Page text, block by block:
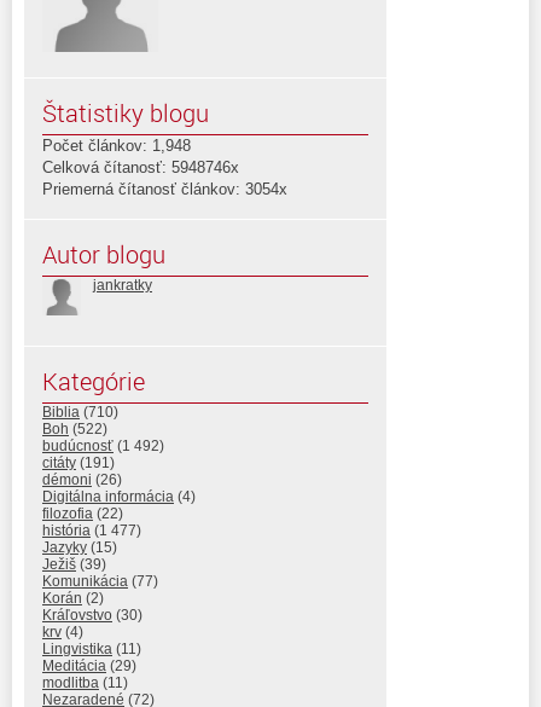
Štatistiky blogu
Počet článkov: 1,948
Celková čítanosť: 5948746x
Priemerná čítanosť článkov: 3054x
Autor blogu
jankratky
Kategórie
Biblia (710)
Boh (522)
budúcnosť (1 492)
citáty (191)
démoni (26)
Digitálna informácia (4)
filozofia (22)
história (1 477)
Jazyky (15)
Ježiš (39)
Komunikácia (77)
Korán (2)
Kráľovstvo (30)
krv (4)
Lingvistika (11)
Meditácia (29)
modlitba (11)
Nezaradené (72)